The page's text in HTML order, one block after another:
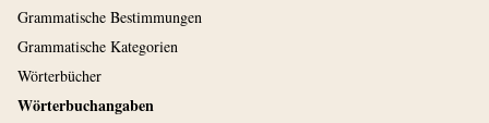
Grammatische Bestimmungen
Grammatische Kategorien
Wörterbücher
Wörterbuchangaben